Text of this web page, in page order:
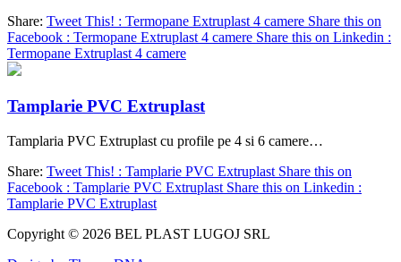
Share: Tweet This! : Termopane Extruplast 4 camere Share this on
Facebook : Termopane Extruplast 4 camere Share this on Linkedin :
Termopane Extruplast 4 camere
Tamplarie PVC Extruplast
Tamplaria PVC Extruplast cu profile pe 4 si 6 camere…
Share: Tweet This! : Tamplarie PVC Extruplast Share this on
Facebook : Tamplarie PVC Extruplast Share this on Linkedin :
Tamplarie PVC Extruplast
Copyright © 2026 BEL PLAST LUGOJ SRL